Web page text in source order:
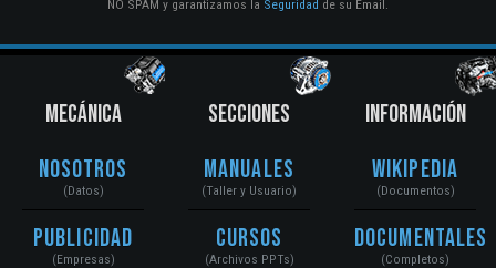
NO SPAM y garantizamos la Seguridad de su Email.
MECÁNICA
Nosotros
(Datos)
Publicidad
(Empresas)
SECCIONES
Manuales
(Taller y Usuario)
Cursos
(Archivos PPTs)
INFORMACIÓN
Wikipedia
(Documentos)
Documentales
(Completos)